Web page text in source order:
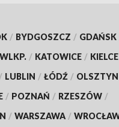
/ BYDGOSZCZ / GDAŃSK
/ KATOWICE / KIELCE
/ LUBLIN / ŁÓDŹ / OLSZTYN
/ POZNAŃ / RZESZÓW /
/ WARSZAWA /